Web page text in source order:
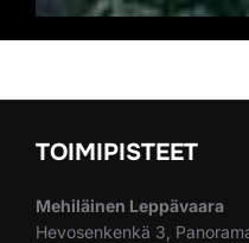
TOIMIPISTEET
Mehiläinen Leppävaara
Hevosenkenkä 3,